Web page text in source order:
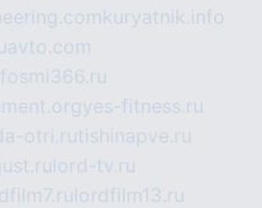
kuryatnik.info
smi366.ru
yes-fitness.ru
otri.rutishinapve.ru
lord-tv.ru
lordfilm13.ru